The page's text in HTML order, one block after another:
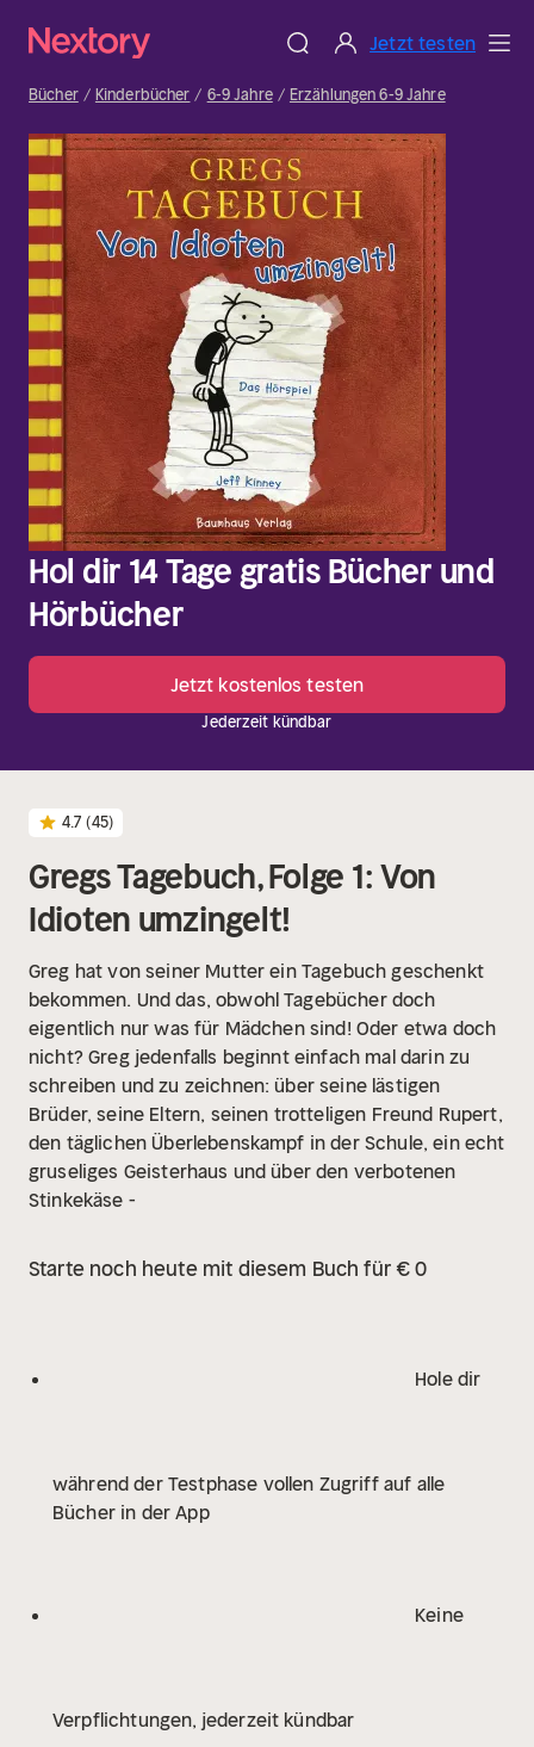
Jetzt testen
Bücher Kinderbücher 6-9 Jahre Erzählungen 6-9 Jahre
Hol dir 14 Tage gratis Bücher und
Hörbücher
Jetzt kostenlos testen
Jederzeit kündbar
4.7 (45)
Gregs Tagebuch, Folge 1: Von
Idioten umzingelt!
Greg hat von seiner Mutter ein Tagebuch geschenkt
bekommen. Und das, obwohl Tagebücher doch
eigentlich nur was für Mädchen sind! Oder etwa doch
nicht? Greg jedenfalls beginnt einfach mal darin zu
schreiben und zu zeichnen: über seine lästigen
Brüder, seine Eltern, seinen trotteligen Freund Rupert,
den täglichen Überlebenskampf in der Schule, ein echt
gruseliges Geisterhaus und über den verbotenen
Stinkekäse -
Starte noch heute mit diesem Buch für € 0
Hole dir
während der Testphase vollen Zugriff auf alle
Bücher in der App
Keine
Verpflichtungen, jederzeit kündbar